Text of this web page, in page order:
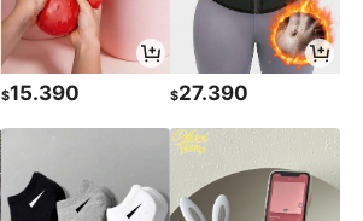
$15.390 $27.390